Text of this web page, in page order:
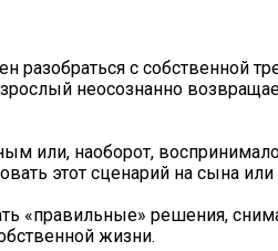
разобраться с собственной
неосознанно
или, наоборот,
этот сценарий на сына или
«правильные» решения,
жизни.